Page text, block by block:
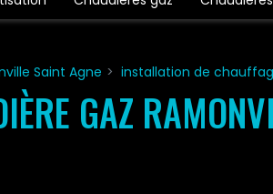
Saint Agne installation de
GAZ